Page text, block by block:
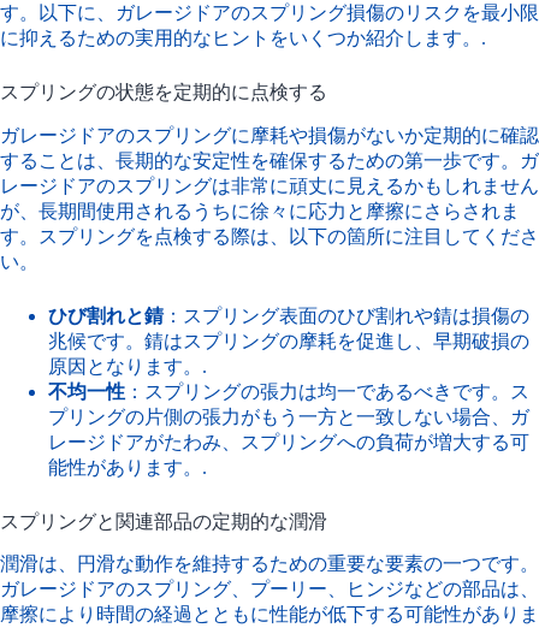
す。以下に、ガレージドアのスプリング損傷のリスクを最小限
に抑えるための実用的なヒントをいくつか紹介します。.
スプリングの状態を定期的に点検する
ガレージドアのスプリングに摩耗や損傷がないか定期的に確認
することは、長期的な安定性を確保するための第一歩です。ガ
レージドアのスプリングは非常に頑丈に見えるかもしれません
が、長期間使用されるうちに徐々に応力と摩擦にさらされま
す。スプリングを点検する際は、以下の箇所に注目してくださ
い。
ひび割れと錆：スプリング表面のひび割れや錆は損傷の
兆候です。錆はスプリングの摩耗を促進し、早期破損の
原因となります。.
不均一性 ：スプリングの張力は均一であるべきです。ス
プリングの片側の張力がもう一方と一致しない場合、ガ
レージドアがたわみ、スプリングへの負荷が増大する可
能性があります。.
スプリングと関連部品の定期的な潤滑
潤滑は、円滑な動作を維持するための重要な要素の一つです。
ガレージドアのスプリング、プーリー、ヒンジなどの部品は、
摩擦により時間の経過とともに性能が低下する可能性がありま